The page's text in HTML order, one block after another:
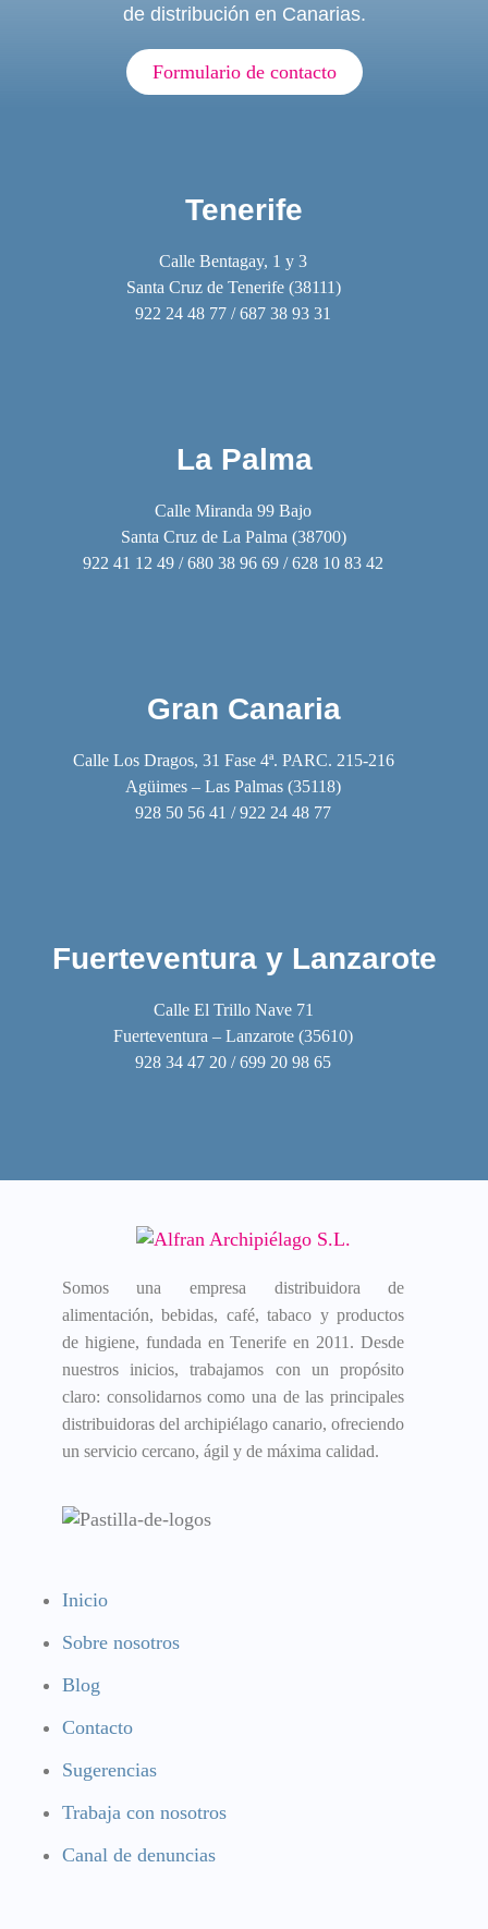
de distribución en Canarias.
Formulario de contacto
Tenerife
Calle Bentagay, 1 y 3
Santa Cruz de Tenerife (38111)
922 24 48 77 / 687 38 93 31
La Palma
Calle Miranda 99 Bajo
Santa Cruz de La Palma (38700)
922 41 12 49 / 680 38 96 69 / 628 10 83 42
Gran Canaria
Calle Los Dragos, 31 Fase 4ª. PARC. 215-216
Agüimes – Las Palmas (35118)
928 50 56 41 / 922 24 48 77
Fuerteventura y Lanzarote
Calle El Trillo Nave 71
Fuerteventura – Lanzarote (35610)
928 34 47 20 / 699 20 98 65
Somos una empresa distribuidora de
alimentación, bebidas, café, tabaco y productos
de higiene, fundada en Tenerife en 2011. Desde
nuestros inicios, trabajamos con un propósito
claro: consolidarnos como una de las principales
distribuidoras del archipiélago canario, ofreciendo
un servicio cercano, ágil y de máxima calidad.
Inicio
Sobre nosotros
Blog
Contacto
Sugerencias
Trabaja con nosotros
Canal de denuncias